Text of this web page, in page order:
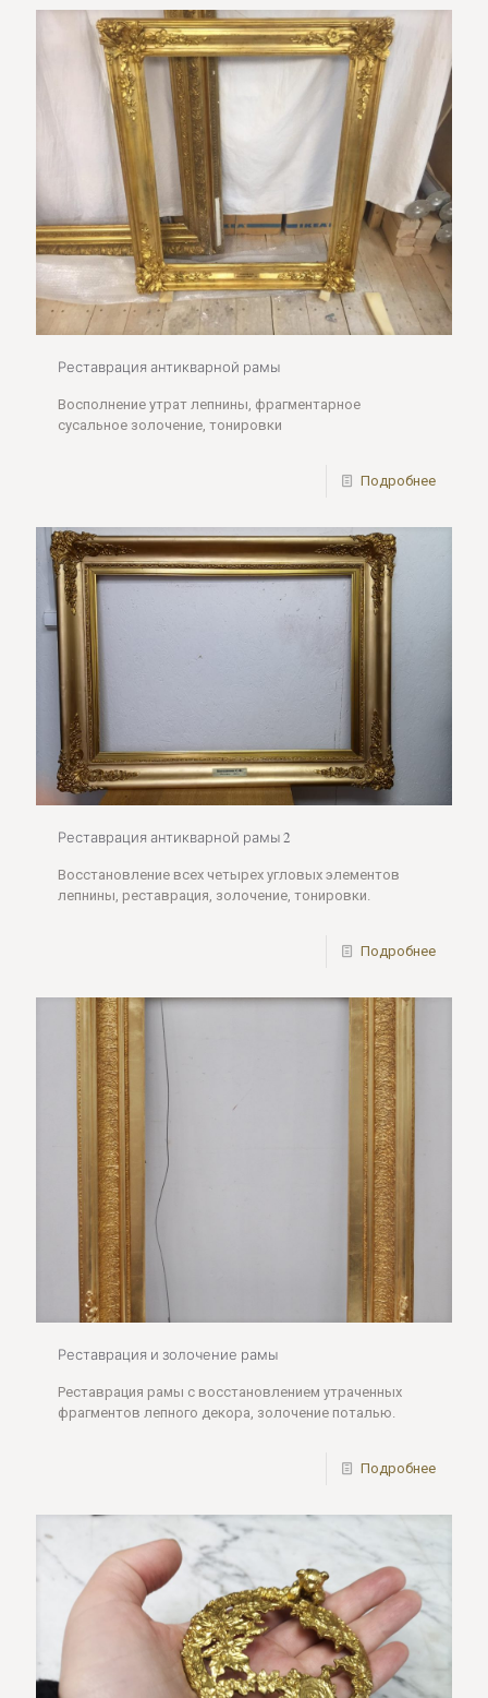
Реставрация антикварной рамы
Восполнение утрат лепнины, фрагментарное
сусальное золочение, тонировки
Подробнее
Реставрация антикварной рамы 2
Восстановление всех четырех угловых элементов
лепнины, реставрация, золочение, тонировки.
Подробнее
Реставрация и золочение рамы
Реставрация рамы с восстановлением утраченных
фрагментов лепного декора, золочение поталью.
Подробнее